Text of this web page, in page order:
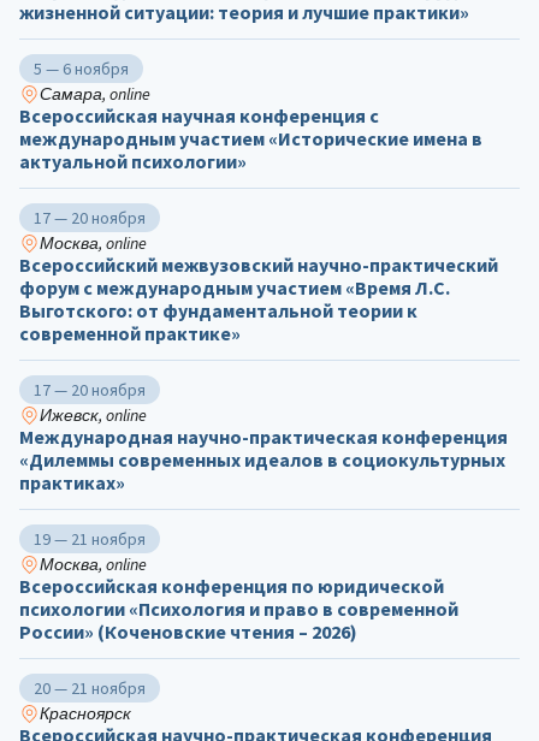
жизненной ситуации: теория и лучшие практики»
5 — 6 ноября
Самара, online
Всероссийская научная конференция с
международным участием «Исторические имена в
актуальной психологии»
17 — 20 ноября
Москва, online
Всероссийский межвузовский научно-практический
форум с международным участием «Время Л.С.
Выготского: от фундаментальной теории к
современной практике»
17 — 20 ноября
Ижевск, online
Международная научно-практическая конференция
«Дилеммы современных идеалов в социокультурных
практиках»
19 — 21 ноября
Москва, online
Всероссийская конференция по юридической
психологии «Психология и право в современной
России» (Коченовские чтения – 2026)
20 — 21 ноября
Красноярск
Всероссийская научно-практическая конференция